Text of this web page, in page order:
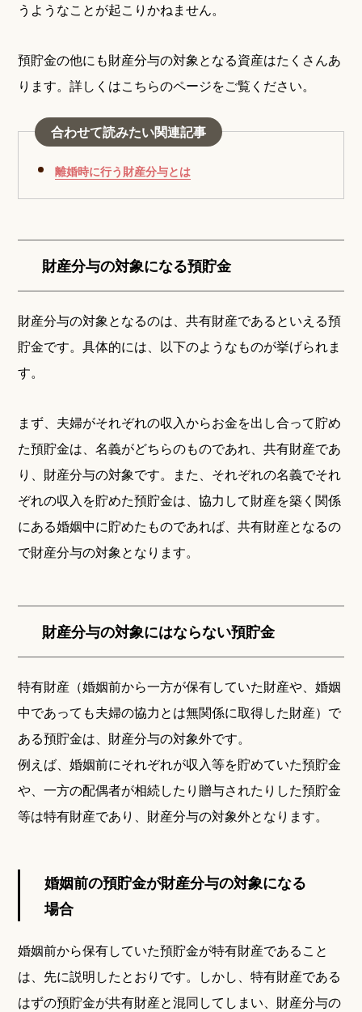
うようなことが起こりかねません。
預貯金の他にも財産分与の対象となる資産はたくさんあ
ります。詳しくはこちらのページをご覧ください。
合わせて読みたい関連記事
離婚時に行う財産分与とは
財産分与の対象になる預貯金
財産分与の対象となるのは、共有財産であるといえる預
貯金です。具体的には、以下のようなものが挙げられま
す。
まず、夫婦がそれぞれの収入からお金を出し合って貯め
た預貯金は、名義がどちらのものであれ、共有財産であ
り、財産分与の対象です。また、それぞれの名義でそれ
ぞれの収入を貯めた預貯金は、協力して財産を築く関係
にある婚姻中に貯めたものであれば、共有財産となるの
で財産分与の対象となります。
財産分与の対象にはならない預貯金
特有財産（婚姻前から一方が保有していた財産や、婚姻
中であっても夫婦の協力とは無関係に取得した財産）で
ある預貯金は、財産分与の対象外です。
例えば、婚姻前にそれぞれが収入等を貯めていた預貯金
や、一方の配偶者が相続したり贈与されたりした預貯金
等は特有財産であり、財産分与の対象外となります。
婚姻前の預貯金が財産分与の対象になる
場合
婚姻前から保有していた預貯金が特有財産であること
は、先に説明したとおりです。しかし、特有財産である
はずの預貯金が共有財産と混同してしまい、財産分与の